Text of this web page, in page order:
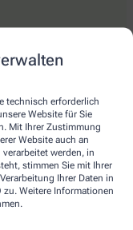
technisch erforderlich
Website für Sie
Mit Ihrer Zustimmung
Website auch an
werden, in
stimmen Sie mit Ihrer
Ihrer Daten in
zu. Weitere Informationen
Ihrer Apotheke vor Ort.